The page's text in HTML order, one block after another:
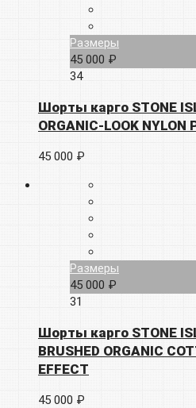
Размеры
45 000 ₽
34
Шорты карго STONE
ORGANIC-LOOK NYLON
45 000 ₽
Размеры
45 000 ₽
31
Шорты карго STONE
BRUSHED ORGANIC
EFFECT
45 000 ₽